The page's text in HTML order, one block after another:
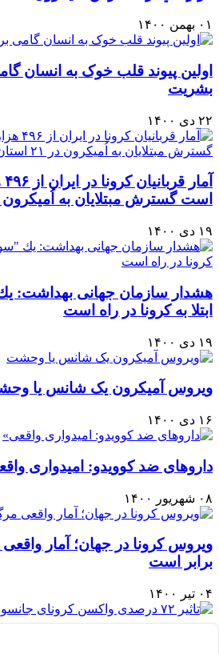
۰۱ بهمن ۱۴۰۰
اولین پیوند قلب خوک به انسان
بشریت
۲۲ دی ۱۴۰۰
است گسترش مبتلایان به
۱۹ دی ۱۴۰۰
هشدار سازمان جهانی بهداشت:
ابتلا به کرونا در راه است
۱۹ دی ۱۴۰۰
ویروس آمیکرون یک شانس یا
۱۶ دی ۱۴۰۰
داروهای ضد کوویدو: امیدواری
۰۸ شهریور ۱۴۰۰
برابر است
۰۴ تیر ۱۴۰۰